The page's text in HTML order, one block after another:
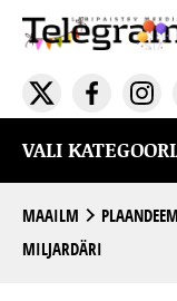
VALI
MAAILM
MILJARDÄRI